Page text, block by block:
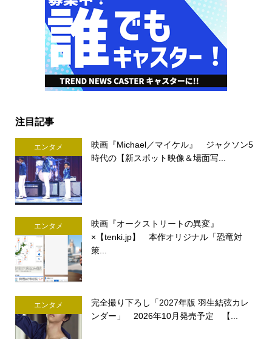
注目記事
エンタメ
映画『Michael／マイケル』 ジャクソン5
時代の【新スポット映像＆場面写...
エンタメ
映画『オークストリートの異変』
×【tenki.jp】 本作オリジナル「恐竜対
策...
エンタメ
完全撮り下ろし「2027年版 羽生結弦カレ
ンダー」 2026年10月発売予定 【...